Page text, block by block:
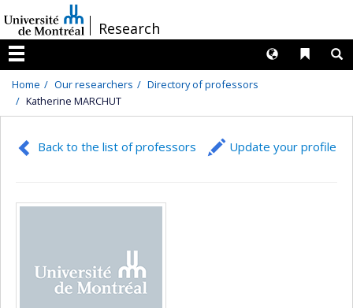
au
contenu
/Research
Menu
Liens
Langues
Home Our researchers
Directory of professors
Katherine MARCHUT
Back to the list of professors Update your profile